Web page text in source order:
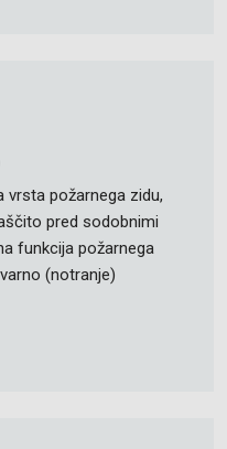
vrsta požarnega zidu,
pred sodobnimi
funkcija požarnega
(notranje)